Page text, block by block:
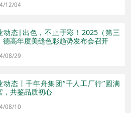
12/04
动态|出色，不止于彩！2025（第三
德高年度美缝色彩趋势发布会召开
08/29
动态丨千年舟集团“千人工厂行”圆满
，共鉴品质初心
08/10